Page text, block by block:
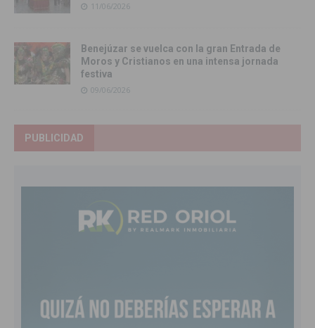
11/06/2026
Benejúzar se vuelca con la gran Entrada de
Moros y Cristianos en una intensa jornada
festiva
09/06/2026
PUBLICIDAD